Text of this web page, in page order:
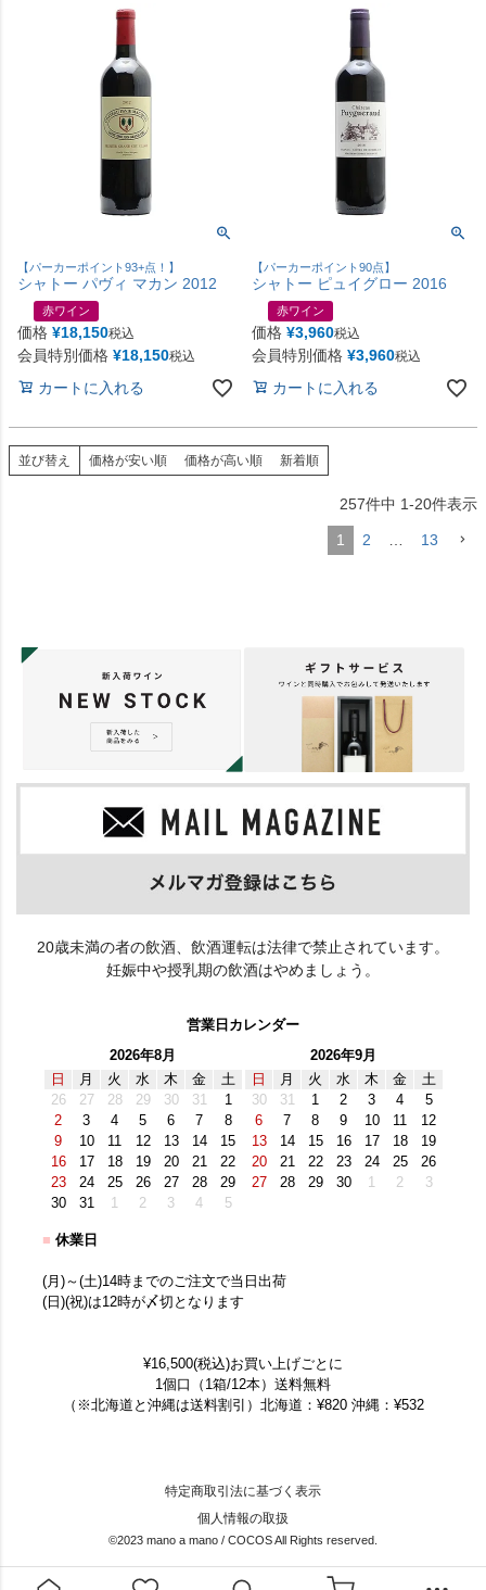
【パーカーポイント93+点！】
シャトー パヴィ マカン 2012
赤ワイン
価格 ¥18,150税込
会員特別価格 ¥18,150税込
カートに入れる
【パーカーポイント90点】
シャトー ピュイグロー 2016
赤ワイン
価格 ¥3,960税込
会員特別価格 ¥3,960税込
カートに入れる
並び替え 価格が安い順 価格が高い順 新着順
257件中 1-20件表示
1 2 13
20歳未満の者の飲酒、飲酒運転は法律で禁止されています。
妊娠中や授乳期の飲酒はやめましょう。
営業日カレンダー
2026年8月
日
月 火 水 木 金
土
26
27 28 29 30 31
1
2
3 4 5 6 7
8
9
10 11 12 13 14
15
16
17 18 19 20 21
22
23
24 25 26 27 28
29
30
31 1 2 3 4 5
2026年9月
日
月 火 水 木 金
土
30
31 1 2 3 4
5
6
7 8 9 10 11
12
13
14 15 16 17 18
19
20
21 22 23 24 25
26
27
28 29 30 1 2 3
■ 休業日
(月)～(土)14時までのご注文で当日出荷
(日)(祝)は12時が〆切となります
¥16,500(税込)お買い上げごとに
1個口（1箱/12本）送料無料
（※北海道と沖縄は送料割引）北海道：¥820 沖縄：¥532
特定商取引法に基づく表示
個人情報の取扱
©2023 mano a mano / COCOS All Rights reserved.